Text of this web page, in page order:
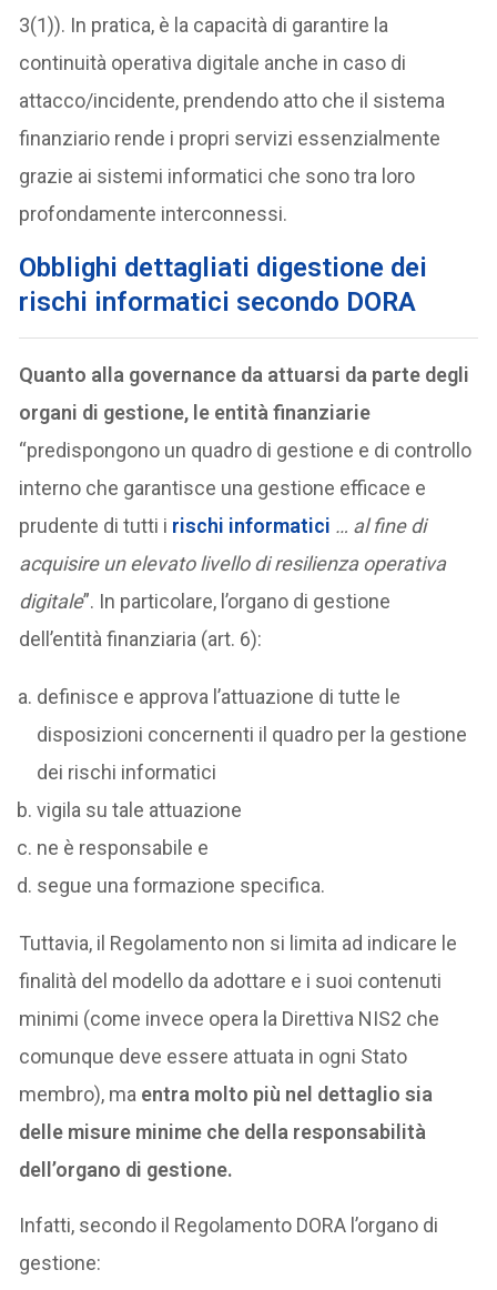
3(1)). In pratica, è la capacità di garantire la
continuità operativa digitale anche in caso di
attacco/incidente, prendendo atto che il sistema
finanziario rende i propri servizi essenzialmente
grazie ai sistemi informatici che sono tra loro
profondamente interconnessi.
Obblighi dettagliati digestione dei
rischi informatici secondo DORA
Quanto alla governance da attuarsi da parte degli
organi di gestione, le entità finanziarie
“predispongono un quadro di gestione e di controllo
interno che garantisce una gestione efficace e
prudente di tutti i rischi informatici … al fine di
acquisire un elevato livello di resilienza operativa
digitale”. In particolare, l’organo di gestione
dell’entità finanziaria (art. 6):
definisce e approva l’attuazione di tutte le
disposizioni concernenti il quadro per la gestione
dei rischi informatici
vigila su tale attuazione
ne è responsabile e
segue una formazione specifica.
Tuttavia, il Regolamento non si limita ad indicare le
finalità del modello da adottare e i suoi contenuti
minimi (come invece opera la Direttiva NIS2 che
comunque deve essere attuata in ogni Stato
membro), ma entra molto più nel dettaglio sia
delle misure minime che della responsabilità
dell’organo di gestione.
Infatti, secondo il Regolamento DORA l’organo di
gestione: